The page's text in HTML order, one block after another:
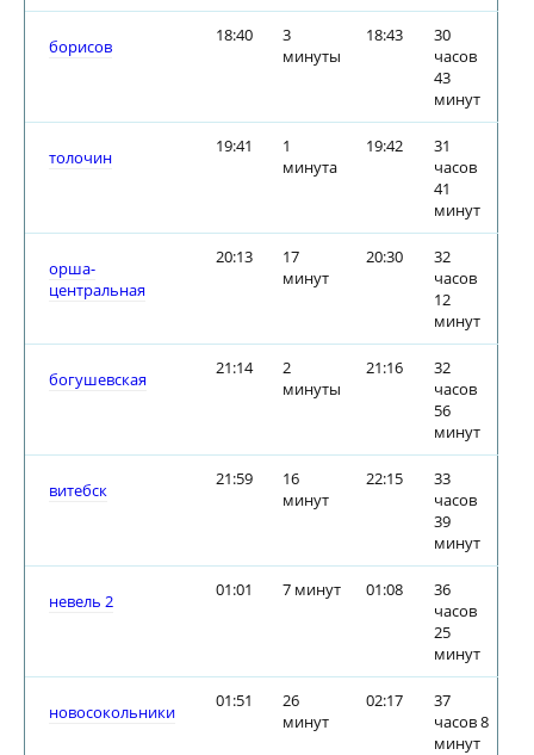
борисов
18:40
3
минуты
18:43
30
часов
43
минут
толочин
19:41
1
минута
19:42
31
часов
41
минут
орша-
центральная
20:13
17
минут
20:30
32
часов
12
минут
богушевская
21:14
2
минуты
21:16
32
часов
56
минут
витебск
21:59
16
минут
22:15
33
часов
39
минут
невель 2
01:01 7 минут 01:08
36
часов
25
минут
новосокольники
01:51
26
минут
02:17
37
часов 8
минут